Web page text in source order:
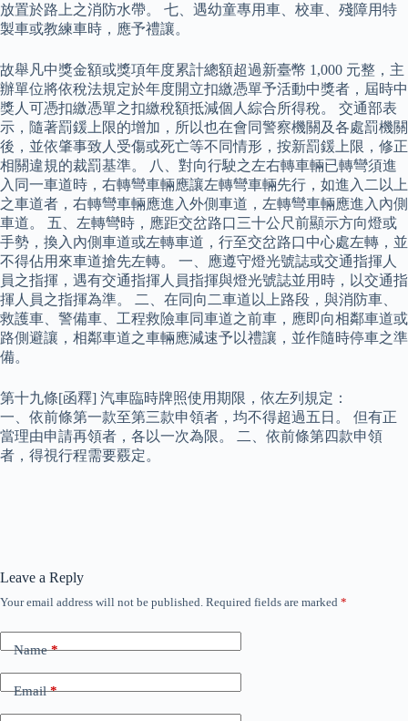
放置於路上之消防水帶。 七、遇幼童專用車、校車、殘障用特
製車或教練車時，應予禮讓。
故舉凡中獎金額或獎項年度累計總額超過新臺幣 1,000 元整，主
辦單位將依稅法規定於年度開立扣繳憑單予活動中獎者，屆時中
獎人可憑扣繳憑單之扣繳稅額抵減個人綜合所得稅。 交通部表
示，隨著罰鍰上限的增加，所以也在會同警察機關及各處罰機關
後，並依肇事致人受傷或死亡等不同情形，按新罰鍰上限，修正
相關違規的裁罰基準。 八、對向行駛之左右轉車輛已轉彎須進
入同一車道時，右轉彎車輛應讓左轉彎車輛先行，如進入二以上
之車道者，右轉彎車輛應進入外側車道，左轉彎車輛應進入內側
車道。 五、左轉彎時，應距交岔路口三十公尺前顯示方向燈或
手勢，換入內側車道或左轉車道，行至交岔路口中心處左轉，並
不得佔用來車道搶先左轉。 一、應遵守燈光號誌或交通指揮人
員之指揮，遇有交通指揮人員指揮與燈光號誌並用時，以交通指
揮人員之指揮為準。 二、在同向二車道以上路段，與消防車、
救護車、警備車、工程救險車同車道之前車，應即向相鄰車道或
路側避讓，相鄰車道之車輛應減速予以禮讓，並作隨時停車之準
備。
第十九條[函釋] 汽車臨時牌照使用期限，依左列規定：
一、依前條第一款至第三款申領者，均不得超過五日。 但有正
當理由申請再領者，各以一次為限。 二、依前條第四款申領
者，得視行程需要覈定。
Leave a Reply
Your email address will not be published. Required fields are marked *
Name*
Email*